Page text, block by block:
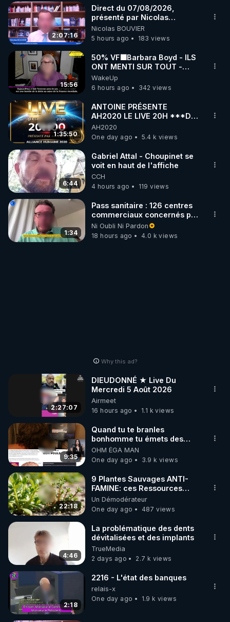
▶ 30 jours gratuit sur l’application de méditation et
de bien-être ENVOL :
Rendez-vous sur https://www.envol.app/code
le code : REGENERE
2:07:16
Direct du 07/08/2026,
présenté par Nicolas
BOUVIER
Nicolas BOUVIER
5 hours ago
183 views
15:56
50% VF🟩Barbara Boyd - ILS
ONT MENTI SUR TOUT -
Jocelyne Traduction
WakeUp
6 hours ago
342 views
1:35:50
ANTOINE PRÉSENTE
AH2020 LE LIVE 20H ***DU
06/08/2026***
AH2020
One day ago
5.4 k views
6:44
Gabriel Attal - Choupinet se
voit en haut de l'affiche
CCH
4 hours ago
119 views
1:34
Pass sanitaire : 126 centres
commerciaux concernés par
l'obligation dans toute la
France
Ni Oubli Ni Pardon
18 hours ago
4.0 k views
Why this ad?
2:27:07
DIEUDONNÉ ★ Live Du
Mercredi 5 Août 2026
Airmeet
16 hours ago
1.1 k views
9:35
Quand tu te branles
bonhomme tu émets des
ondes ils ont juste omis de
t'expliquer
OHM ÉGA MAN
One day ago
3.9 k views
22:18
9 Plantes Sauvages ANTI-
FAMINE: ces Ressources
JARDIN&des Haies
Un Démodérateur
One day ago
487 views
4:46
La problématique des dents
dévitalisées et des implants
TrueMedia
2 days ago
2.7 k views
2:18
2216 - L'état des banques
relais-x
One day ago
1.9 k views